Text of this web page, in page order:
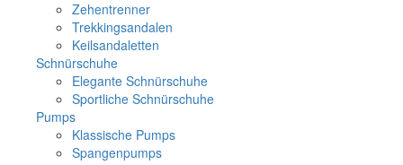
Zehentrenner
Trekkingsandalen
Keilsandaletten
Schnürschuhe
Elegante Schnürschuhe
Sportliche Schnürschuhe
Pumps
Klassische Pumps
Spangenpumps